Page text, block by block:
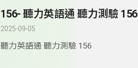
156- 聽力英語通 聽力測驗 156
2025-09-05
聽力英語通 聽力測驗 156